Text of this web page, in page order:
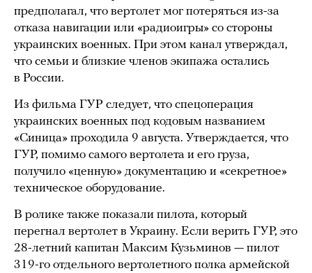
предполагал, что вертолет мог потеряться из-за
отказа навигации или «радиоигры» со стороны
украинских военных. При этом канал утверждал,
что семьи и близкие членов экипажа остались
в России.
Из фильма ГУР следует, что спецоперация
украинских военных под кодовым названием
«Синица» проходила 9 августа. Утверждается, что
ГУР, помимо самого вертолета и его груза,
получило «ценную» документацию и «секретное»
техническое оборудование.
В ролике также показали пилота, который
перегнал вертолет в Украину. Если верить ГУР, это
28-летний капитан Максим Кузьминов — пилот
319-го отдельного вертолетного полка армейской